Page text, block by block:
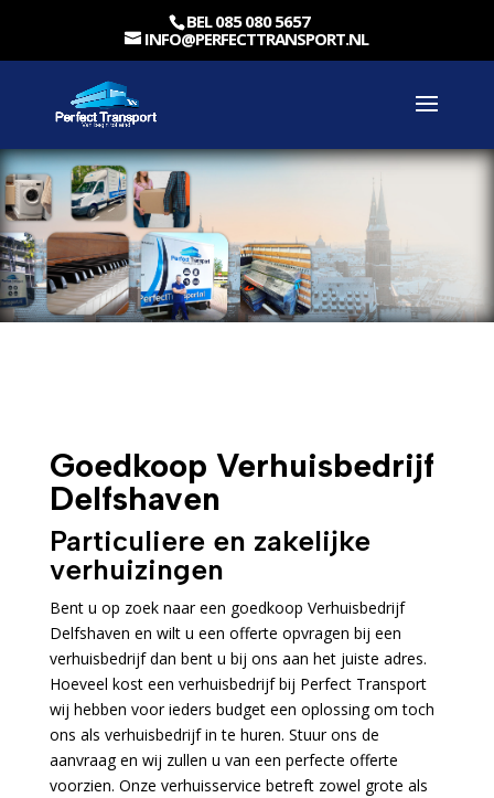
BEL 085 080 5657
INFO@PERFECTTRANSPORT.NL
Goedkoop Verhuisbedrijf
Delfshaven
Particuliere en zakelijke
verhuizingen
Bent u op zoek naar een goedkoop Verhuisbedrijf
Delfshaven en wilt u een offerte opvragen bij een
verhuisbedrijf dan bent u bij ons aan het juiste adres.
Hoeveel kost een verhuisbedrijf bij Perfect Transport
wij hebben voor ieders budget een oplossing om toch
ons als verhuisbedrijf in te huren. Stuur ons de
aanvraag en wij zullen u van een perfecte offerte
voorzien. Onze verhuisservice betreft zowel grote als